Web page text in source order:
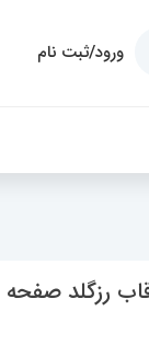
ورود/ثبت نام